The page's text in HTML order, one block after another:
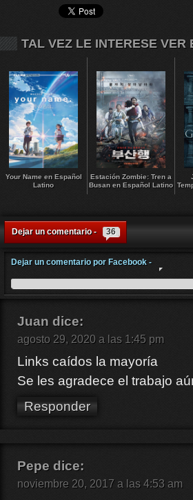
TAL VEZ LE INTERESE VER
Your Name en Español
Latino
Estación Zombie: Tren a
Busan en Español Latino
Dejar un comentario - 36
Dejar un comentario por Facebook -
Juan dice:
agosto 29, 2020 a las 1:45 pm
Links caídos la mayoría
Se les agradece el trabajo
Responder
Pepe dice:
noviembre 20, 2017 a las 4:53 am